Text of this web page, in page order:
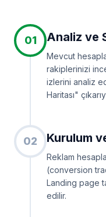
01 Analiz ve
Mevcut
rakiplerinizi
izlerini analiz
Haritası"
02 Kurulum
Reklam
(conversion
Landing page
edilir.